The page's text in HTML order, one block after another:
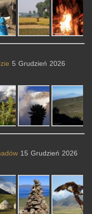
5 Grudzień 2026
15 Grudzień 2026